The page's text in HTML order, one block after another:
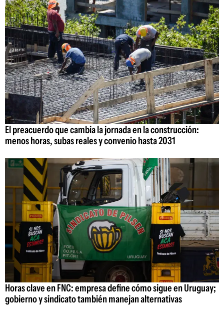
El preacuerdo que cambia la jornada en la construcción:
menos horas, subas reales y convenio hasta 2031
Horas clave en FNC: empresa define cómo sigue en Uruguay;
gobierno y sindicato también manejan alternativas